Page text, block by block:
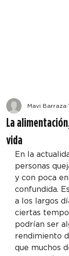
La
vida
Mavi Barraza
En la
personas
y con poca
confundida.
a los largos
ciertas
podrían ser
rendimiento
que muchos